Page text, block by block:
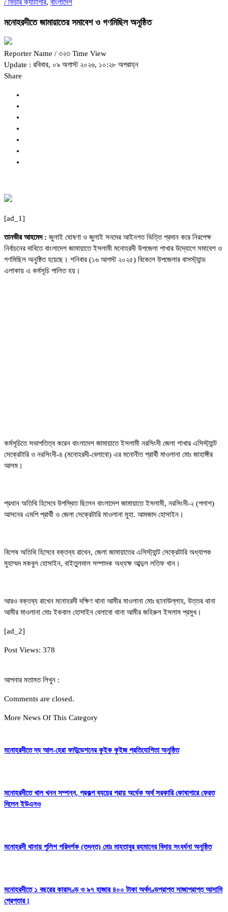
/ ফিচার ক্যাটাগরি, বাংলাদেশ
মনোহরদীতে জামায়াতের সমাবেশ ও গণমিছিল অনুষ্ঠিত
Reporter Name / ৩২৩ Time View
Update : রবিবার, ০৯ অগাস্ট ২০২৬, ১০:২৮ অপরাহ্ন
Share
[ad_1]
তানভীর আহমেদ : জুলাই ঘোষণা ও জুলাই সনদের আইনগত ভিত্তি প্রদান করে নিরপেক্ষ
নির্বাচনের দাবিতে বাংলাদেশ জামায়াতে ইসলামী মনোহরদী উপজেলা শাখার উদ্যোগে সমাবেশ ও
গণমিছিল অনুষ্ঠিত হয়েছে। শনিবার (১৬ আগস্ট ২০২৫) বিকেলে উপজেলার বাসস্ট্যান্ড
এলাকায় এ কর্মসূচি পালিত হয়।
কর্মসূচিতে সভাপতিত্ব করেন বাংলাদেশ জামায়াতে ইসলামী নরসিংদী জেলা শাখার এসিস্ট্যান্ট
সেক্রেটারি ও নরসিংদী-৪ (মনোহরদী-বেলাবো) এর মনোনীত প্রার্থী মাওলানা মোঃ জাহাঙ্গীর
আলম।
প্রধান অতিথি হিসেবে উপস্থিত ছিলেন বাংলাদেশ জামায়াতে ইসলামী, নরসিংদী-২ (পলাশ)
আসনের এমপি প্রার্থী ও জেলা সেক্রেটারি মাওলানা মুহা. আমজাদ হোসাইন।
বিশেষ অতিথি হিসেবে বক্তব্য রাখেন, জেলা জামায়াতের এসিস্ট্যান্ট সেক্রেটারি অধ্যাপক
মুহাম্মদ মকবুল হোসাইন, বাইতুলমাল সম্পাদক অধ্যক্ষ আব্দুল লতিফ খান।
আরও বক্তব্য রাখেন মনোহরদী দক্ষিণ থানা আমীর মাওলানা মোঃ ছানাউল্লাহ, উত্তর থানা
আমীর মাওলানা মোঃ ইকবাল হোসাইন বেলাবো থানা আমীর জহিরুল ইসলাম প্রমুখ।
[ad_2]
Post Views: 378
আপনার মতামত লিখুন :
Comments are closed.
More News Of This Category
মনোহরদীতে দ্য আল-হেরা ফাউন্ডেশনের কুইক কুইজ প্রতিযোগিতা অনুষ্ঠিত
মনোহরদীতে খাল খনন সম্পন্ন, প্রকল্প ব্যয়ের প্রায় অর্ধেক অর্থ সরকারি কোষাগারে ফেরত
দিলেন ইউএনও
মনোহরদী থানায় পুলিশ পরিদর্শক (তদন্ত) মোঃ মাহতাবুর রহমানের বিদায় সংবর্ধনা অনুষ্ঠিত
মনোহরদীতে ১ বছরের কারাদণ্ড ও ৯৭ হাজার ৪০০ টাকা অর্থদণ্ডপ্রাপ্ত সাজাপ্রাপ্ত আসামি
গ্রেপ্তার।